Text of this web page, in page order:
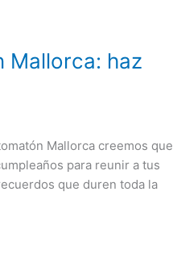
Mallorca: haz
Mallorca creemos que
para reunir a tus
que duren toda la